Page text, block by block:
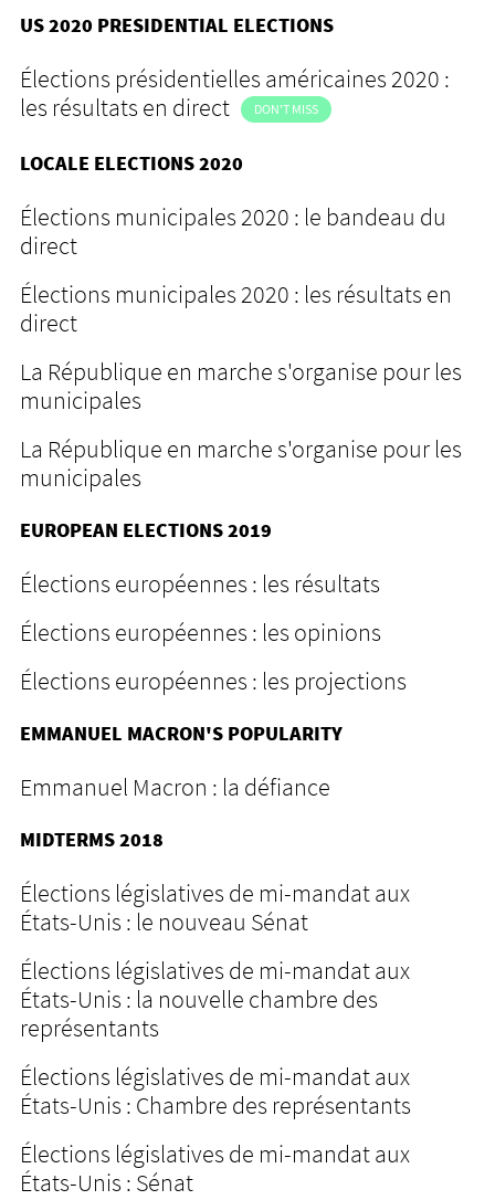
US 2020 PRESIDENTIAL ELECTIONS
Élections présidentielles américaines 2020 :
les résultats en direct
DON'T MISS
LOCALE ELECTIONS 2020
Élections municipales 2020 : le bandeau du
direct
Élections municipales 2020 : les résultats en
direct
La République en marche s'organise pour les
municipales
La République en marche s'organise pour les
municipales
EUROPEAN ELECTIONS 2019
Élections européennes : les résultats
Élections européennes : les opinions
Élections européennes : les projections
EMMANUEL MACRON'S POPULARITY
Emmanuel Macron : la défiance
MIDTERMS 2018
Élections législatives de mi-mandat aux
États-Unis : le nouveau Sénat
Élections législatives de mi-mandat aux
États-Unis : la nouvelle chambre des
représentants
Élections législatives de mi-mandat aux
États-Unis : Chambre des représentants
Élections législatives de mi-mandat aux
États-Unis : Sénat